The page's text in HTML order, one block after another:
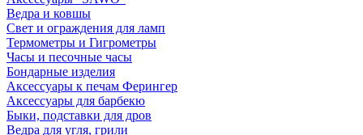
Ведра и ковшы
Свет и ограждения для ламп
Термометры и Гигрометры
Часы и песочные часы
Бондарные изделия
Аксессуары к печам Ферингер
Аксессуары для барбекю
Быки, подставки для дров
Ведра для угля, грили